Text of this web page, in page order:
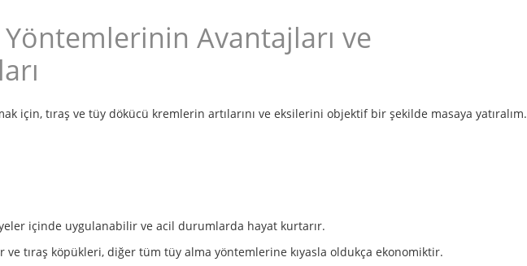
Avantajları ve
için, tıraş ve tüy dökücü kremlerin artılarını ve eksilerini objektif bir şekilde masaya yatıralım.
içinde uygulanabilir ve acil durumlarda hayat kurtarır.
ve tıraş köpükleri, diğer tüm tüy alma yöntemlerine kıyasla oldukça ekonomiktir.